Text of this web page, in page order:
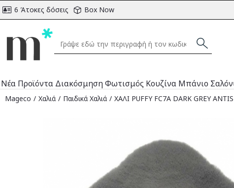
6 Άτοκες δόσεις Box Now
Νέα Προϊόντα ΔιακόσμησηΦωτισμός Κουζίνα Μπάνιο
Mageco Χαλιά Παιδικά Χαλιά ΧΑΛΙ PUFFY FC7A DARK GREY